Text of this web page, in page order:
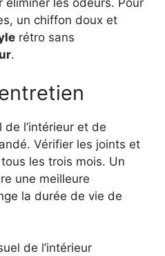
éliminer les odeurs. Pour
un chiffon doux et
rétro sans
.
l’intérieur et de
Vérifier les joints et
tous les trois mois. Un
une meilleure
la durée de vie de
de l’intérieur